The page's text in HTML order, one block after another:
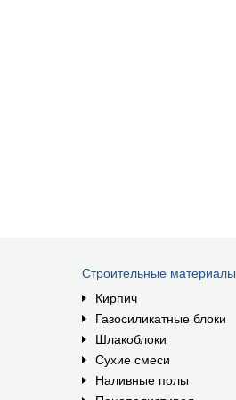
Строительные материалы
Кирпич
Газосиликатные блоки
Шлакоблоки
Сухие смеси
Наливные полы